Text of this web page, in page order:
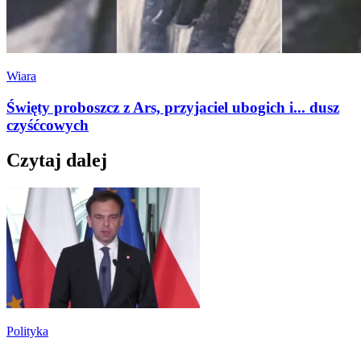
Wiara
Święty proboszcz z Ars, przyjaciel ubogich i... dusz
czyśćcowych
Czytaj dalej
Polityka